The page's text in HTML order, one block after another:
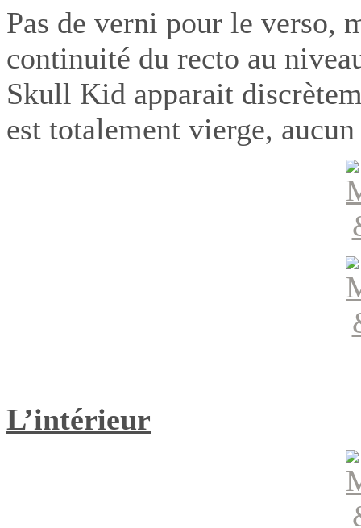
Pas de verni pour le verso,
continuité du recto au
Skull Kid apparait
est totalement vierge,
L’intérieur